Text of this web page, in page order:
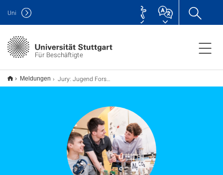
Für Beschäftigte
Uni
Meldungen Jury: Jugend Forscht